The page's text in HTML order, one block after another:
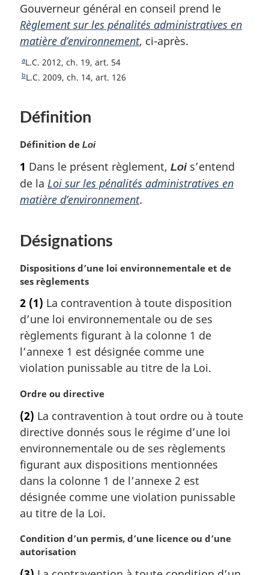
d
g
e
o
t
e
p
a
g
Gouverneur général en conseil prend le
Règlement sur les pénalités administratives en
matière d’environnement, ci-après.
R
e
u
à
a
r
f
r
e
c
e
d
e
l
a
n
o
e
e
b
a
s
d
e
p
a
e
aL.C. 2012, ch. 19, art. 54
R
o
r
l
a
r
é
r
e
n
c
e
d
e
l
a
n
t
d
e
b
a
s
d
e
p
g
e
bL.C. 2009, ch. 14, art. 126
Définition
N
t
e
m
g
i
n
e
:
Définition de Loi
1 Dans le présent règlement, Lois’entend
de la Loi sur les pénalités administratives en
matière d’environnement.
Désignations
N
o
e
m
a
r
i
a
l
e
:
Dispositions d’une loi environnementale et de
ses règlements
2 (1) La contravention à toute disposition
d’une loi environnementale ou de ses
règlements figurant à la colonne 1 de
l’annexe 1 est désignée comme une
violation punissable au titre de la Loi.
N
t
e
m
a
g
i
n
l
e
Ordre ou directive
(2) La contravention à tout ordre ou à toute
directive donnés sous le régime d’une loi
environnementale ou de ses règlements
figurant aux dispositions mentionnées
dans la colonne 1 de l’annexe 2 est
désignée comme une violation punissable
au titre de la Loi.
N
o
Condition d’un permis, d’une licence ou d’une
autorisation